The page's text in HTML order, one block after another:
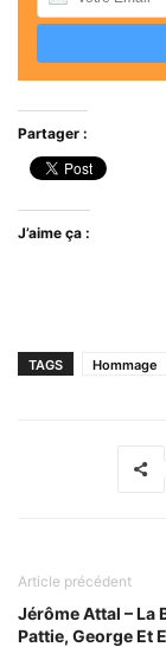
Partager :
J’aime ça :
TAGS Hommage
Article précédent
Jérôme Attal – La
Pattie, George Et